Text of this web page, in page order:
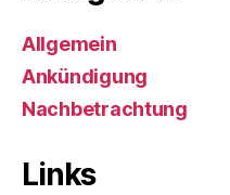
Allgemein
Ankündigung
Nachbetrachtung
Links